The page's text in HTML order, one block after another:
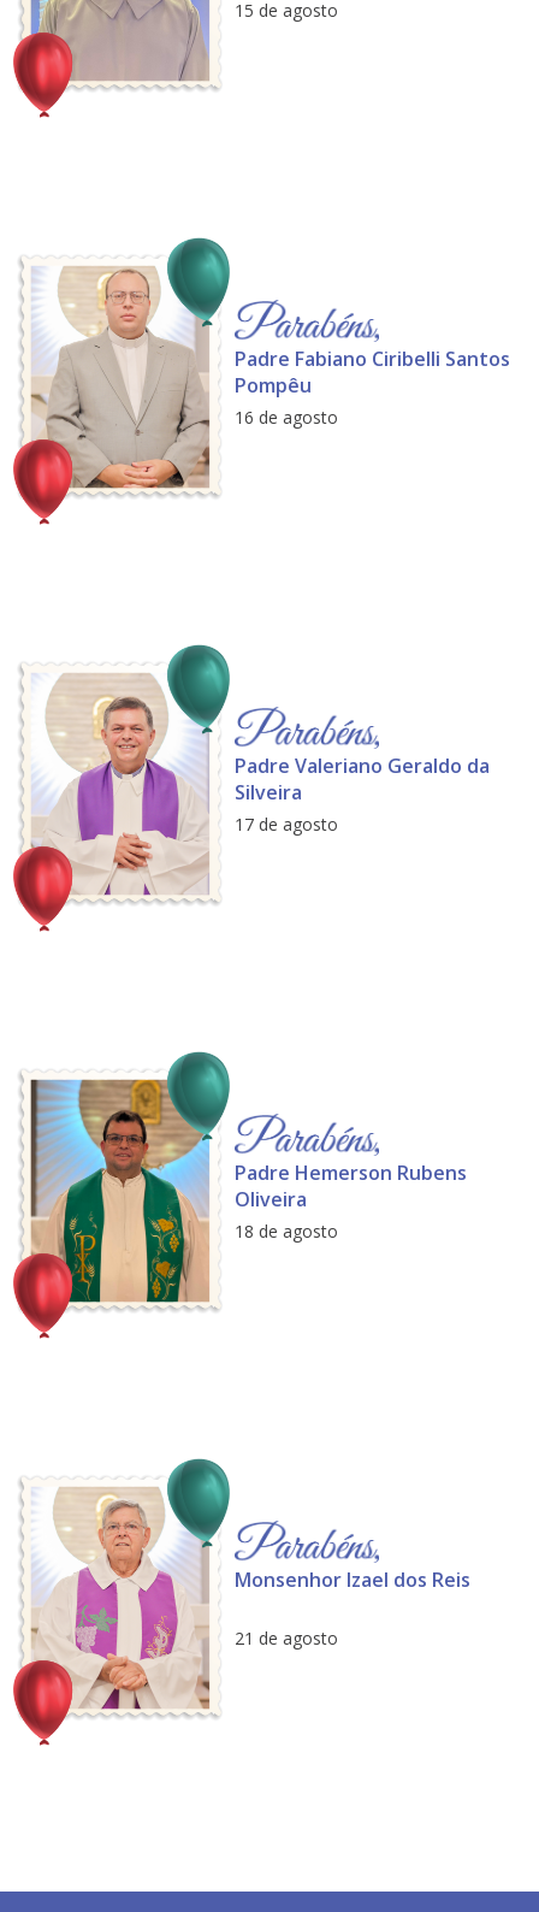
15 de agosto
Padre Fabiano Ciribelli Santos
Pompêu
16 de agosto
Padre Valeriano Geraldo da
Silveira
17 de agosto
Padre Hemerson Rubens
Oliveira
18 de agosto
Monsenhor Izael dos Reis
21 de agosto